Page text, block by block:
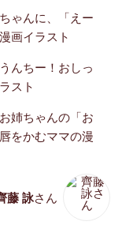
藤 詠さん